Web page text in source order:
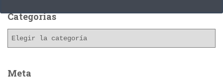
h
o
Categorías
g
Meta